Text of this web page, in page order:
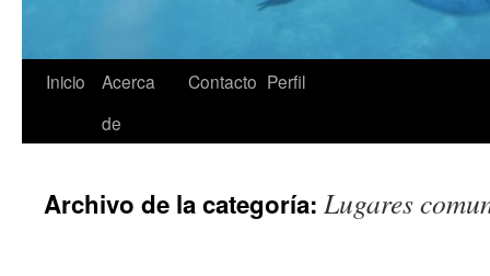
Inicio
Acerca
de
Contacto Perfil
Archivo de la categoría: Lugares